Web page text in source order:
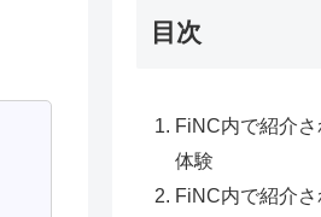
目次
FiNC内で紹介
体験
FiNC内で紹介